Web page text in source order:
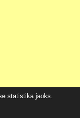
statistika jaoks.